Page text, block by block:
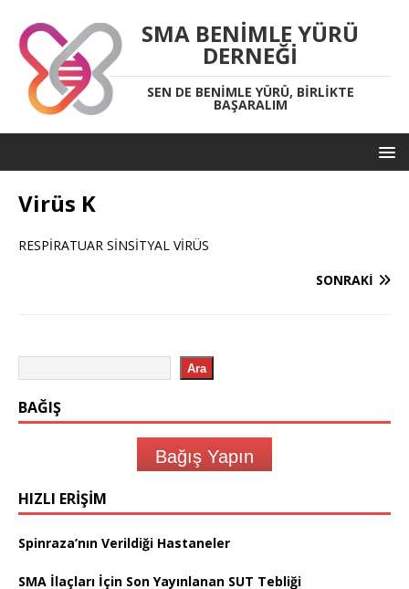
SMA BENIMLE YÜRÜ
DERNEĞI
SEN DE BENIMLE YÜRÜ, BIRLIKTE
BAŞARALIM
Virüs K
RESPİRATUAR SİNSİTYAL VİRÜS
SONRAKI
Ara
BAĞIŞ
Bağış Yapın
HIZLI ERIŞIM
Spinraza’nın Verildiği Hastaneler
SMA İlaçları İçin Son Yayınlanan SUT Tebliği